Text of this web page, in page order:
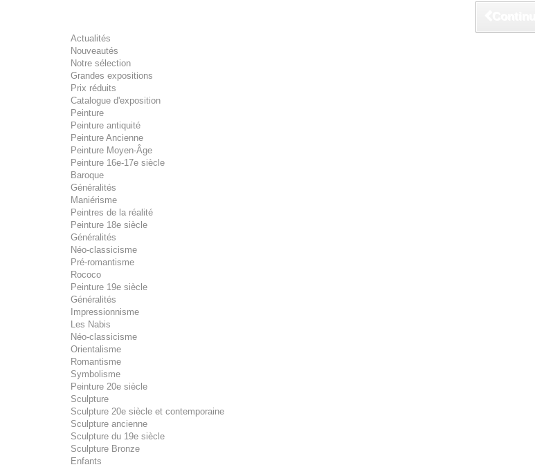
Actualités
Nouveautés
Notre sélection
Grandes expositions
Prix réduits
Catalogue d'exposition
Peinture
Peinture antiquité
Peinture Ancienne
Peinture Moyen-Âge
Peinture 16e-17e siècle
Baroque
Généralités
Maniérisme
Peintres de la réalité
Peinture 18e siècle
Généralités
Néo-classicisme
Pré-romantisme
Rococo
Peinture 19e siècle
Généralités
Impressionnisme
Les Nabis
Néo-classicisme
Orientalisme
Romantisme
Symbolisme
Peinture 20e siècle
Sculpture
Sculpture 20e siècle et contemporaine
Sculpture ancienne
Sculpture du 19e siècle
Sculpture Bronze
Enfants